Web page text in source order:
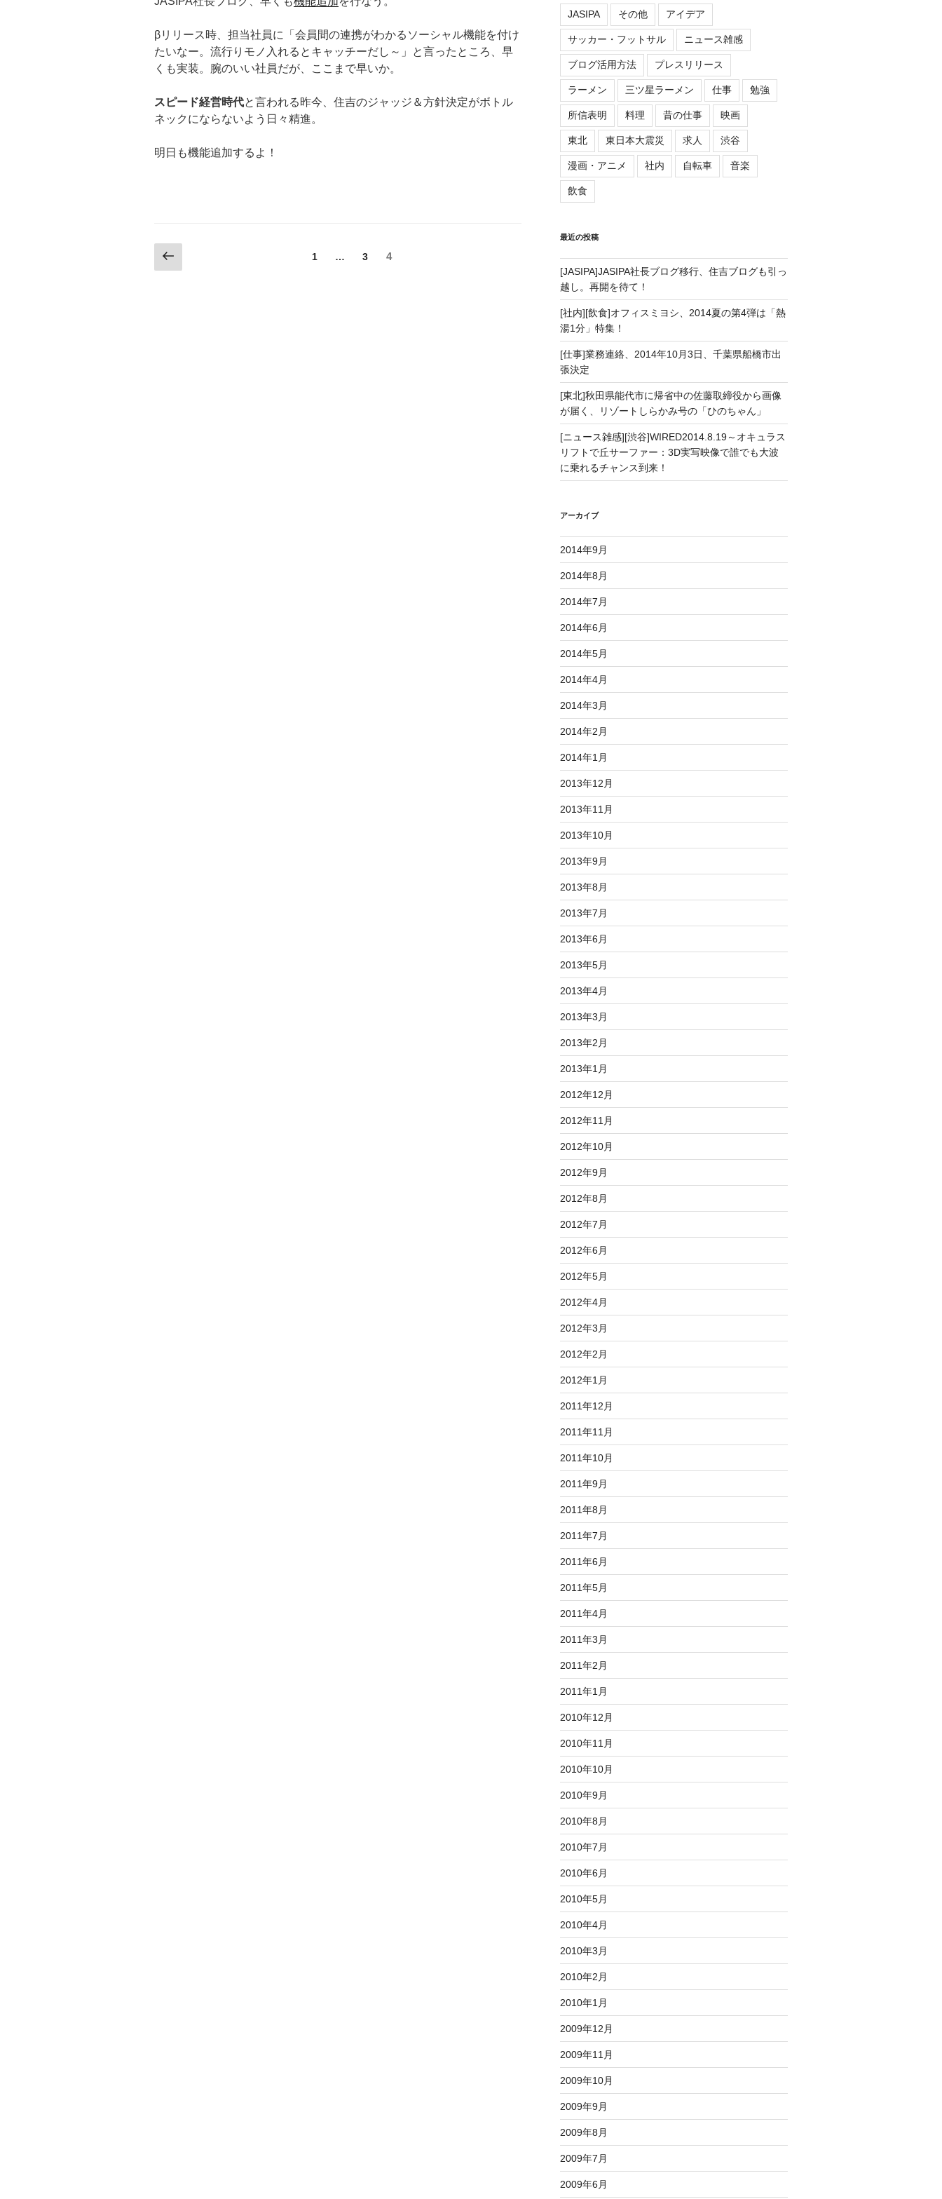
βリリース時、担当社員に「会員間の連携がわかるソーシャル機能を付け
たいなー。流行りモノ入れるとキャッチーだし～」と言ったところ、早
くも実装。腕のいい社員だが、ここまで早いか。
スピード経営時代と言われる昨今、住吉のジャッジ＆方針決定がボトル
ネックにならないよう日々精進。
明日も機能追加するよ！
投
の
ペ
1 …
ペ
3
ペ
4
JASIPA その他 アイデア
サッカー・フットサル ニュース雑感
ブログ活用方法 プレスリリース
ラーメン 三ツ星ラーメン 仕事 勉強
所信表明 料理 昔の仕事 映画
東北 東日本大震災 求人 渋谷
漫画・アニメ 社内 自転車 音楽
飲食
最近の投稿
[JASIPA]JASIPA社長ブログ移行、住吉ブログも引っ
越し。再開を待て！
[社内][飲食]オフィスミヨシ、2014夏の第4弾は「熱
湯1分」特集！
[仕事]業務連絡、2014年10月3日、千葉県船橋市出
張決定
[東北]秋田県能代市に帰省中の佐藤取締役から画像
が届く、リゾートしらかみ号の「ひのちゃん」
[ニュース雑感][渋谷]WIRED2014.8.19～オキュラス
リフトで丘サーファー：3D実写映像で誰でも大波
に乗れるチャンス到来！
アーカイブ
2014年9月
2014年8月
2014年7月
2014年6月
2014年5月
2014年4月
2014年3月
2014年2月
2014年1月
2013年12月
2013年11月
2013年10月
2013年9月
2013年8月
2013年7月
2013年6月
2013年5月
2013年4月
2013年3月
2013年2月
2013年1月
2012年12月
2012年11月
2012年10月
2012年9月
2012年8月
2012年7月
2012年6月
2012年5月
2012年4月
2012年3月
2012年2月
2012年1月
2011年12月
2011年11月
2011年10月
2011年9月
2011年8月
2011年7月
2011年6月
2011年5月
2011年4月
2011年3月
2011年2月
2011年1月
2010年12月
2010年11月
2010年10月
2010年9月
2010年8月
2010年7月
2010年6月
2010年5月
2010年4月
2010年3月
2010年2月
2010年1月
2009年12月
2009年11月
2009年10月
2009年9月
2009年8月
2009年7月
2009年6月